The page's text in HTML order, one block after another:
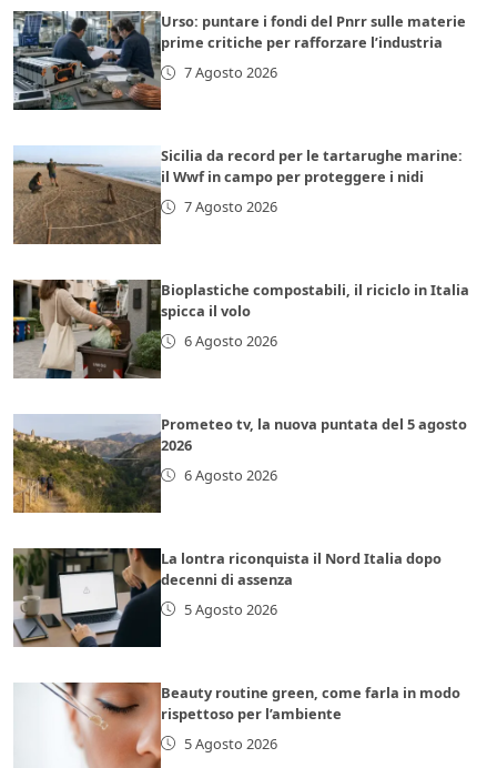
Urso: puntare i fondi del Pnrr sulle materie
prime critiche per rafforzare l’industria
7 Agosto 2026
Sicilia da record per le tartarughe marine:
il Wwf in campo per proteggere i nidi
7 Agosto 2026
Bioplastiche compostabili, il riciclo in Italia
spicca il volo
6 Agosto 2026
Prometeo tv, la nuova puntata del 5 agosto
2026
6 Agosto 2026
La lontra riconquista il Nord Italia dopo
decenni di assenza
5 Agosto 2026
Beauty routine green, come farla in modo
rispettoso per l’ambiente
5 Agosto 2026